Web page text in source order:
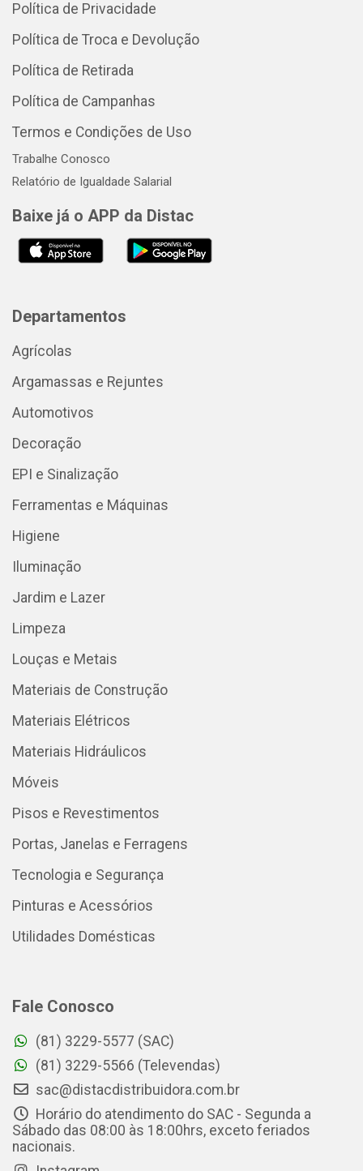
Política de Privacidade
Política de Troca e Devolução
Política de Retirada
Política de Campanhas
Termos e Condições de Uso
Trabalhe Conosco
Relatório de Igualdade Salarial
Baixe já o APP da Distac
Departamentos
Agrícolas
Argamassas e Rejuntes
Automotivos
Decoração
EPI e Sinalização
Ferramentas e Máquinas
Higiene
Iluminação
Jardim e Lazer
Limpeza
Louças e Metais
Materiais de Construção
Materiais Elétricos
Materiais Hidráulicos
Móveis
Pisos e Revestimentos
Portas, Janelas e Ferragens
Tecnologia e Segurança
Pinturas e Acessórios
Utilidades Domésticas
Fale Conosco
(81) 3229-5577 (SAC)
(81) 3229-5566 (Televendas)
sac@distacdistribuidora.com.br
Horário do atendimento do SAC - Segunda a
Sábado das 08:00 às 18:00hrs, exceto feriados
nacionais.